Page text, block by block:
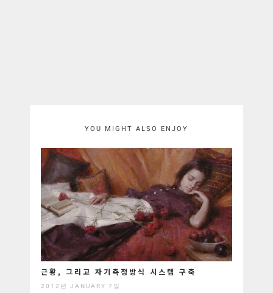
YOU MIGHT ALSO ENJOY
근황, 그리고 자기측정방식 시스템 구축
2012년 JANUARY 7일